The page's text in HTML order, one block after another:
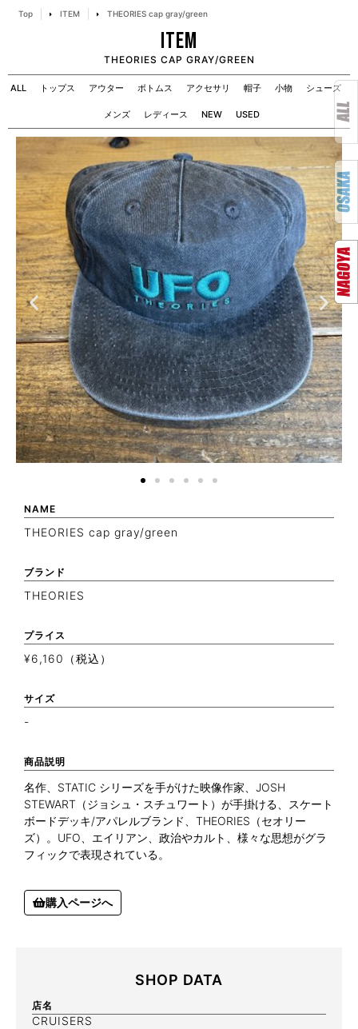
Top ITEM THEORIES cap gray/green
ITEM
THEORIES CAP GRAY/GREEN
ALL トップス アウター ボトムス アクセサリ 帽子 小物 シューズ
メンズ レディース NEW USED
NAME
THEORIES cap gray/green
ブランド
THEORIES
プライス
¥6,160（税込）
サイズ
-
商品説明
名作、 STATIC シリーズを手がけた映像作家、 JOSH
STEWART （ジョシュ・スチュワート）が手掛ける、スケート
ボードデッキ/アパレルブランド、 THEORIES （セオリー
ズ）。 UFO 、エイリアン、政治やカルト、様々な思想がグラ
フィックで表現されている。
購入ページへ
SHOP DATA
店名
CRUISERS